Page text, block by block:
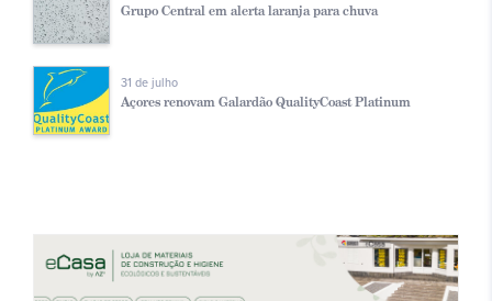
Grupo Central em alerta laranja para chuva
31 de julho
Açores renovam Galardão QualityCoast Platinum